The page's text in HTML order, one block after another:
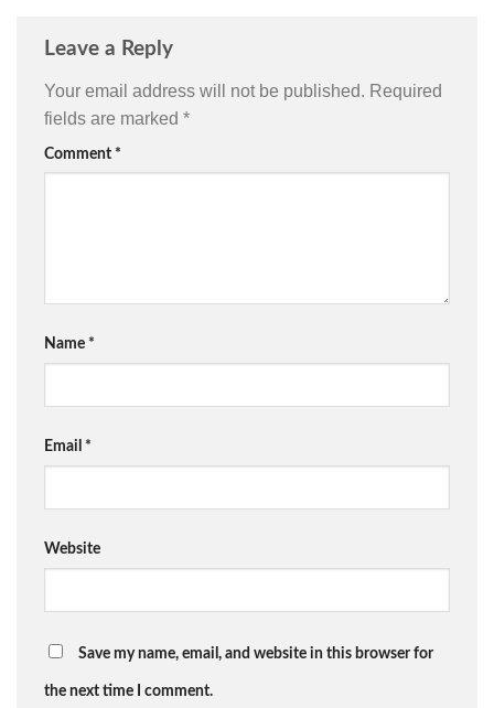
Leave a Reply
Your email address will not be published. Required
fields are marked *
Comment *
Name *
Email *
Website
Save my name, email, and website in this browser for
the next time I comment.